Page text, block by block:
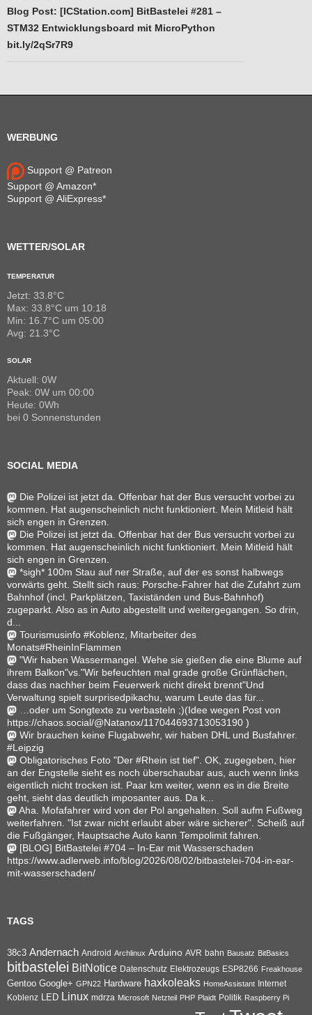
Blog Post: [ICStation.com] BitBastelei #281 –
STM32 Entwicklungsboard mit MicroPython
bit.ly/2qSr7R9
WERBUNG
Support @ Patreon
Support @ Amazon*
Support @ AliExpress*
WETTER/SOLAR
TEMPERATUR
Jetzt: 33.8°C
Max: 33.8°C um 10:18
Min: 16.7°C um 05:00
Avg: 21.3°C
SOLAR
Aktuell: 0W
Peak: 0W um 00:00
Heute: 0Wh
bei 0 Sonnenstunden
SOCIAL MEDIA
Die Polizei ist jetzt da. Offenbar hat der Bus versucht vorbei zu
kommen. Hat augenscheinlich nicht funktioniert. Mein Mitleid hält
sich engen in Grenzen.
Die Polizei ist jetzt da. Offenbar hat der Bus versucht vorbei zu
kommen. Hat augenscheinlich nicht funktioniert. Mein Mitleid hält
sich engen in Grenzen.
*sigh* 100m Stau auf ner Straße, auf der es sonst halbwegs
vorwärts geht. Stellt sich raus: Porsche-Fahrer hat die Zufahrt zum
Bahnhof (incl. Parkplätzen, Taxiständen und Bus-Bahnhof)
zugeparkt. Also as in Auto abgestellt und weitergegangen. So drin,
d...
Tourismusinfo #Koblenz, Mitarbeiter des
Monats#RheinInFlammen
"Wir haben Wassermangel. Wehe sie gießen die eine Blume auf
ihrem Balkon"vs."Wir befeuchten mal grade große Grünflächen,
dass das nachher beim Feuerwerk nicht direkt brennt"Und
Verwaltung spielt surprisedpikachu, warum Leute das für...
…oder um Songtexte zu verbasteln ;)(Idee wegen Post von
https://chaos.social/@Natanox/117044693713053190 )
Wir brauchen keine Flugabwehr, wir haben DHL und Busfahrer.
#Leipzig
Obligatorisches Foto "Der #Rhein ist tief". OK, zugegeben, hier
an der Engstelle sieht es noch überschaubar aus, auch wenn links
eigentlich nicht trocken ist. Paar km weiter, wenn es in die Breite
geht, sieht das deutlich imposanter aus. Da k...
Aha. Mofafahrer wird von der Pol angehalten. Soll aufm Fußweg
weiterfahren. "Ist zwar nicht erlaubt aber wäre sicherer". Scheiß auf
die Fußgänger, Hauptsache Auto kann Tempolimit fahren.
[BLOG] BitBastelei #704 – In-Ear mit Wasserschaden
https://www.adlerweb.info/blog/2026/08/02/bitbastelei-704-in-ear-
mit-wasserschaden/
TAGS
38c3 Andernach Android Archlinux Arduino AVR bahn Bausatz BitBasics
bitbastelei BitNotice Datenschutz Elektrozeugs ESP8266 Freakhouse
Gentoo Google+ GPN22 Hardware haxkoleaks HomeAssistant Internet
Koblenz LED Linux mdrza Microsoft Netzteil PHP Plaidt Politik Raspberry Pi